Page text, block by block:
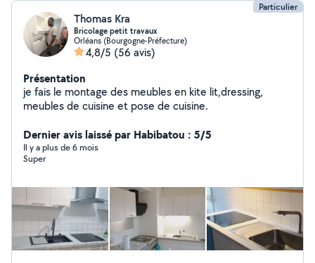
Particulier
Thomas Kra
Bricolage petit travaux
Orléans (Bourgogne-Préfecture)
4,8/5 (56 avis)
Présentation
je fais le montage des meubles en kite lit,dressing,
meubles de cuisine et pose de cuisine.
Dernier avis laissé par Habibatou : 5/5
Il y a plus de 6 mois
Super